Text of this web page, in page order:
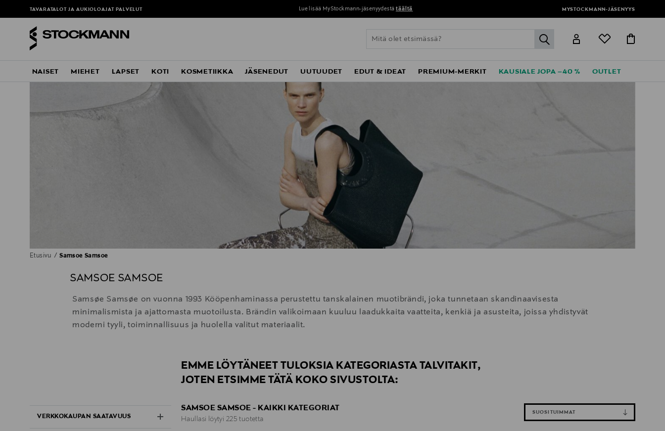
TAVARATALOT JA AUKIOLOAJAT PALVELUT Lue lisää MyStockmann-jäsenyydestä täältä MYSTOCKMANN-JÄSENYYS
label.header.go
NAISET MIEHET LAPSET KOTI KOSMETIIKKA JÄSENEDUT UUTUUDET EDUT & IDEAT PREMIUM-MERKIT KAUSIALE JOPA –40 % OUTLET
Etusivu Samsoe Samsoe
SAMSOE SAMSOE
Samsøe Samsøe on vuonna 1993 Kööpenhaminassa perustettu tanskalainen muotibrändi, joka tunnetaan skandinaavisesta
minimalismista ja ajattomasta muotoilusta. Brändin valikoimaan kuuluu laadukkaita vaatteita, kenkiä ja asusteita, joissa yhdistyvät
moderni tyyli, toiminnallisuus ja huolella valitut materiaalit.
VERKKOKAUPAN SAATAVUUS
EMME LÖYTÄNEET TULOKSIA KATEGORIASTA TALVITAKIT,
JOTEN ETSIMME TÄTÄ KOKO SIVUSTOLTA:
SAMSOE SAMSOE - KAIKKI KATEGORIAT
Haullasi löytyi 225 tuotetta
SUOSITUIMMAT